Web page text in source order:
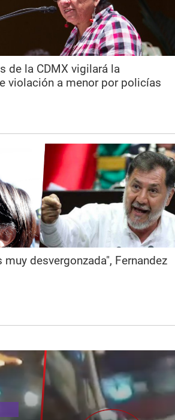
de la CDMX vigilará la
violación a menor por policías
desvergonzada", Fernandez